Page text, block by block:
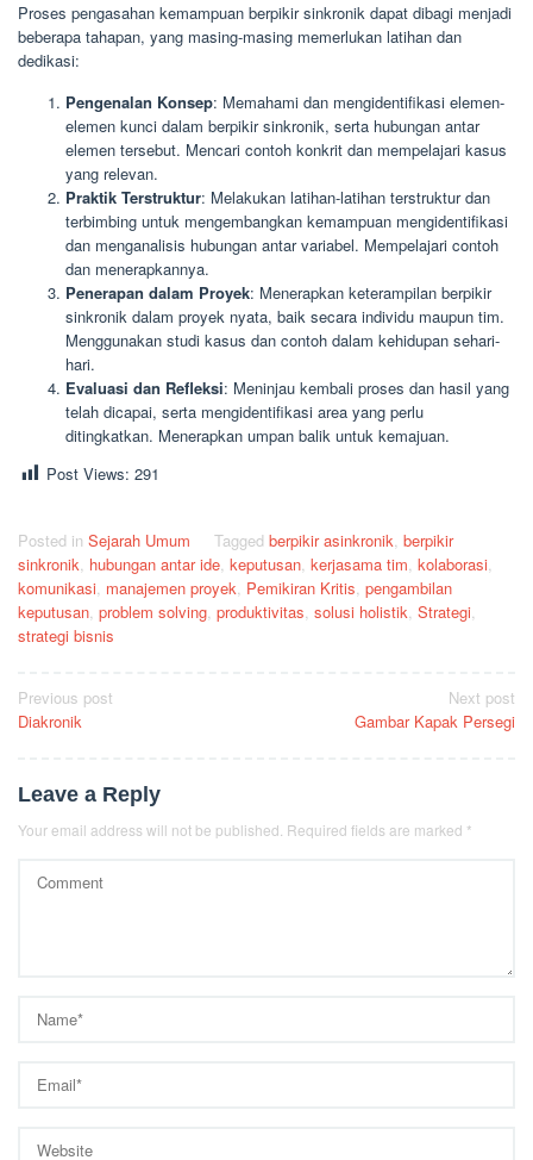
Proses pengasahan kemampuan berpikir sinkronik dapat dibagi menjadi
beberapa tahapan, yang masing-masing memerlukan latihan dan
dedikasi:
Pengenalan Konsep: Memahami dan mengidentifikasi elemen-
elemen kunci dalam berpikir sinkronik, serta hubungan antar
elemen tersebut. Mencari contoh konkrit dan mempelajari kasus
yang relevan.
Praktik Terstruktur: Melakukan latihan-latihan terstruktur dan
terbimbing untuk mengembangkan kemampuan mengidentifikasi
dan menganalisis hubungan antar variabel. Mempelajari contoh
dan menerapkannya.
Penerapan dalam Proyek: Menerapkan keterampilan berpikir
sinkronik dalam proyek nyata, baik secara individu maupun tim.
Menggunakan studi kasus dan contoh dalam kehidupan sehari-
hari.
Evaluasi dan Refleksi: Meninjau kembali proses dan hasil yang
telah dicapai, serta mengidentifikasi area yang perlu
ditingkatkan. Menerapkan umpan balik untuk kemajuan.
Post Views: 291
Posted in Sejarah Umum Tagged berpikir asinkronik, berpikir
sinkronik, hubungan antar ide, keputusan, kerjasama tim, kolaborasi,
komunikasi, manajemen proyek, Pemikiran Kritis, pengambilan
keputusan, problem solving, produktivitas, solusi holistik, Strategi,
strategi bisnis
Post
navigation
Previous post
Diakronik
Next post
Gambar Kapak Persegi
Leave a Reply
Your email address will not be published. Required fields are marked *